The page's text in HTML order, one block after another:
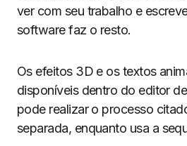
ver com seu trabalho e
software faz o resto.
Os efeitos 3D e os textos
disponíveis dentro do editor
pode realizar o processo
separada, enquanto usa a